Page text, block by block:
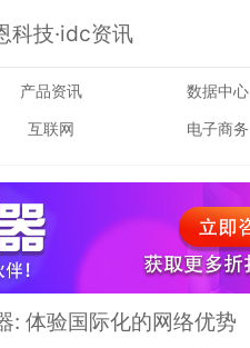
科技·idc资讯
产品资讯 数据中心
互联网 电子商务
: 体验国际化的网络优势